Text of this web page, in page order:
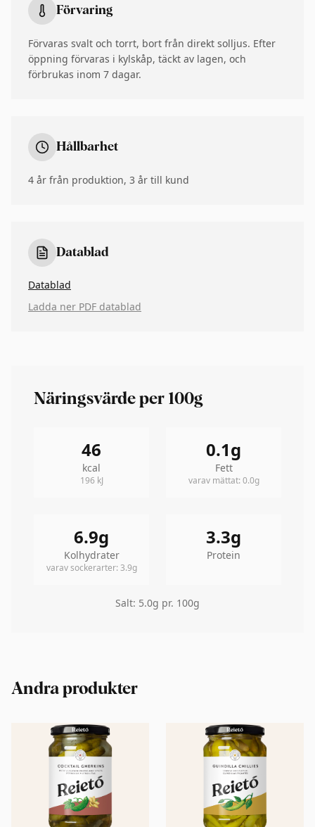
Förvaring
Förvaras svalt och torrt, bort från direkt solljus. Efter
öppning förvaras i kylskåp, täckt av lagen, och
förbrukas inom 7 dagar.
Hållbarhet
4 år från produktion, 3 år till kund
Datablad
Datablad
Ladda ner PDF datablad
Näringsvärde per 100g
46
kcal
196 kJ
0.1g
Fett
varav mättat: 0.0g
6.9g
Kolhydrater
varav sockerarter: 3.9g
3.3g
Protein
Salt: 5.0g pr. 100g
Andra produkter